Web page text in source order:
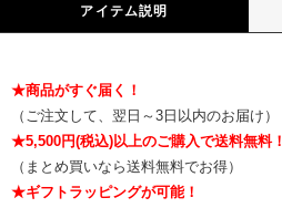
アイテム説明
★商品がすぐ届く！
（ご注文して、翌日～3日以内のお届け）
★5,500円(税込)以上のご購入で送料無料！
（まとめ買いなら送料無料でお得）
★ギフトラッピングが可能！